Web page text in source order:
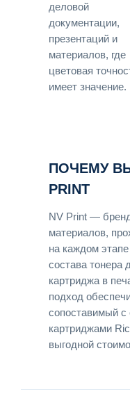
деловой
документации,
презентаций и
материалов, где
цветовая
имеет значение.
ПОЧЕМУ
PRINT
NV Print —
материалов,
на каждом
состава тонера
картриджа в
подход
сопоставимый с
картриджами
выгодной